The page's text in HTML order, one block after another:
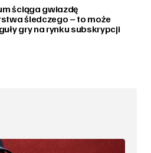
ściąga gwiazdę
śledczego – to może
gry na rynku subskrypcji